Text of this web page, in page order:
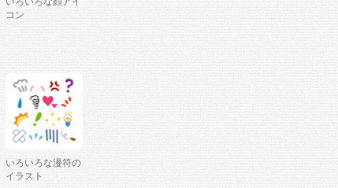
コン
いろいろな漫符の
イラスト